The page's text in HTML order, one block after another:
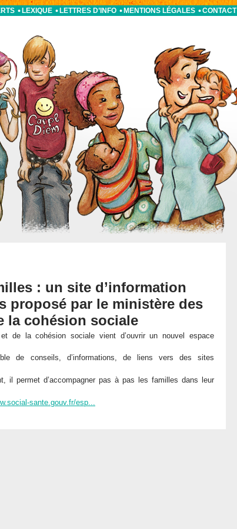
LEXIQUE LETTRES D’INFO MENTIONS LÉGALES CONTACT
: un site d’information
proposé par le ministère des
la cohésion sociale
de la cohésion sociale vient d’ouvrir un nouvel espace
de conseils, d’informations, de liens vers des sites
il permet d’accompagner pas à pas les familles dans leur
sante.gouv.fr/esp...